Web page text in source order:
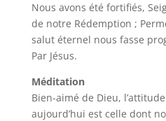
Nous avons été fortifiés,
de notre Rédemption ;
salut éternel nous fasse
Par Jésus.
Méditation
Bien-aimé de Dieu,
aujourd’hui est celle dont